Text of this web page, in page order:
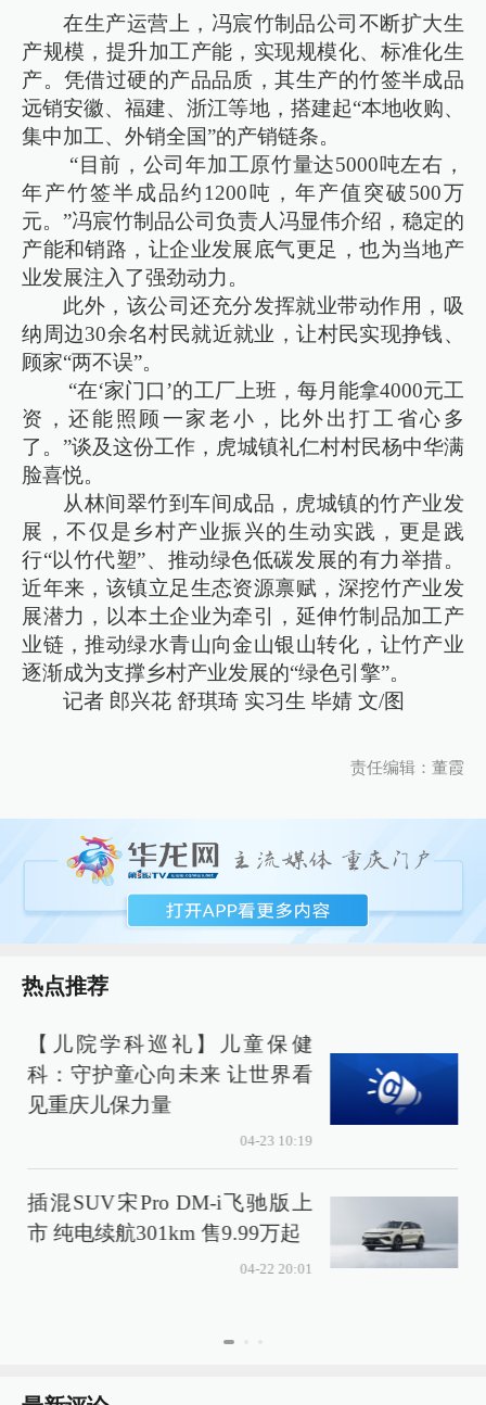
在生产运营上，冯宸竹制品公司不断扩大生
产规模，提升加工产能，实现规模化、标准化生
产。凭借过硬的产品品质，其生产的竹签半成品
远销安徽、福建、浙江等地，搭建起“本地收购、
集中加工、外销全国”的产销链条。
“目前，公司年加工原竹量达5000吨左右，
年产竹签半成品约1200吨，年产值突破500万
元。”冯宸竹制品公司负责人冯显伟介绍，稳定的
产能和销路，让企业发展底气更足，也为当地产
业发展注入了强劲动力。
此外，该公司还充分发挥就业带动作用，吸
纳周边30余名村民就近就业，让村民实现挣钱、
顾家“两不误”。
“在‘家门口’的工厂上班，每月能拿4000元工
资，还能照顾一家老小，比外出打工省心多
了。”谈及这份工作，虎城镇礼仁村村民杨中华满
脸喜悦。
从林间翠竹到车间成品，虎城镇的竹产业发
展，不仅是乡村产业振兴的生动实践，更是践
行“以竹代塑”、推动绿色低碳发展的有力举措。
近年来，该镇立足生态资源禀赋，深挖竹产业发
展潜力，以本土企业为牵引，延伸竹制品加工产
业链，推动绿水青山向金山银山转化，让竹产业
逐渐成为支撑乡村产业发展的“绿色引擎”。
记者 郎兴花 舒琪琦 实习生 毕婧 文/图
责任编辑：董霞
热点推荐
【儿院学科巡礼】儿童保健
科：守护童心向未来 让世界看
见重庆儿保力量
04-23 10:19
插混SUV宋Pro DM-i飞驰版上
市 纯电续航301km 售9.99万起
04-22 20:01